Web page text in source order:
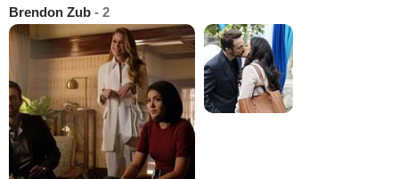
Brendon Zub - 2